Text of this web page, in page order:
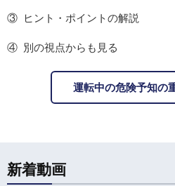
③ ヒント・ポイントの解説
④ 別の視点からも見る
運転中の危険予知の
新着動画